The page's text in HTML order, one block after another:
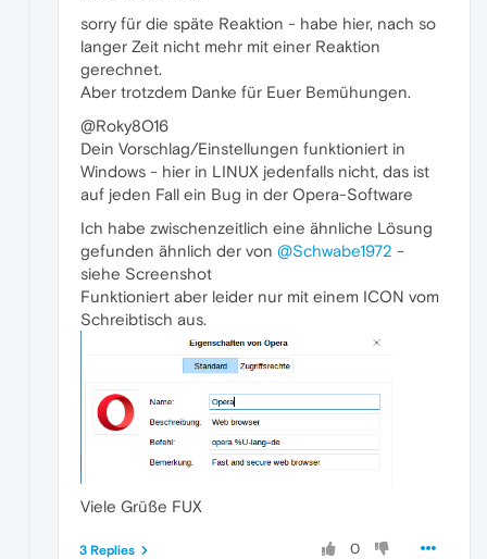
sorry für die späte Reaktion - habe hier, nach so
langer Zeit nicht mehr mit einer Reaktion
gerechnet.
Aber trotzdem Danke für Euer Bemühungen.
@Roky8O16
Dein Vorschlag/Einstellungen funktioniert in
Windows - hier in LINUX jedenfalls nicht, das ist
auf jeden Fall ein Bug in der Opera-Software
Ich habe zwischenzeitlich eine ähnliche Lösung
gefunden ähnlich der von @Schwabe1972 -
siehe Screenshot
Funktioniert aber leider nur mit einem ICON vom
Schreibtisch aus.
Viele Grüße FUX
0
3 Replies